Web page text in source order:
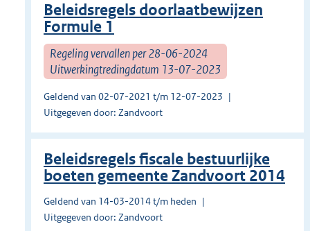
Beleidsregels doorlaatbewijzen
Formule 1
Regeling vervallen per 28-06-2024
Uitwerkingtredingdatum 13-07-2023
Geldend van 02-07-2021 t/m 12-07-2023
Uitgegeven door: Zandvoort
Beleidsregels fiscale bestuurlijke
boeten gemeente Zandvoort 2014
Geldend van 14-03-2014 t/m heden
Uitgegeven door: Zandvoort